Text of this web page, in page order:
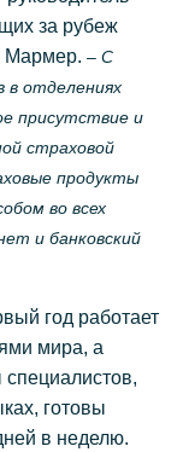
за рубеж
Мармер. – С
в отделениях
присутствие и
страховой
продукты
во всех
и банковский
год работает
мира, а
готовы
в неделю.